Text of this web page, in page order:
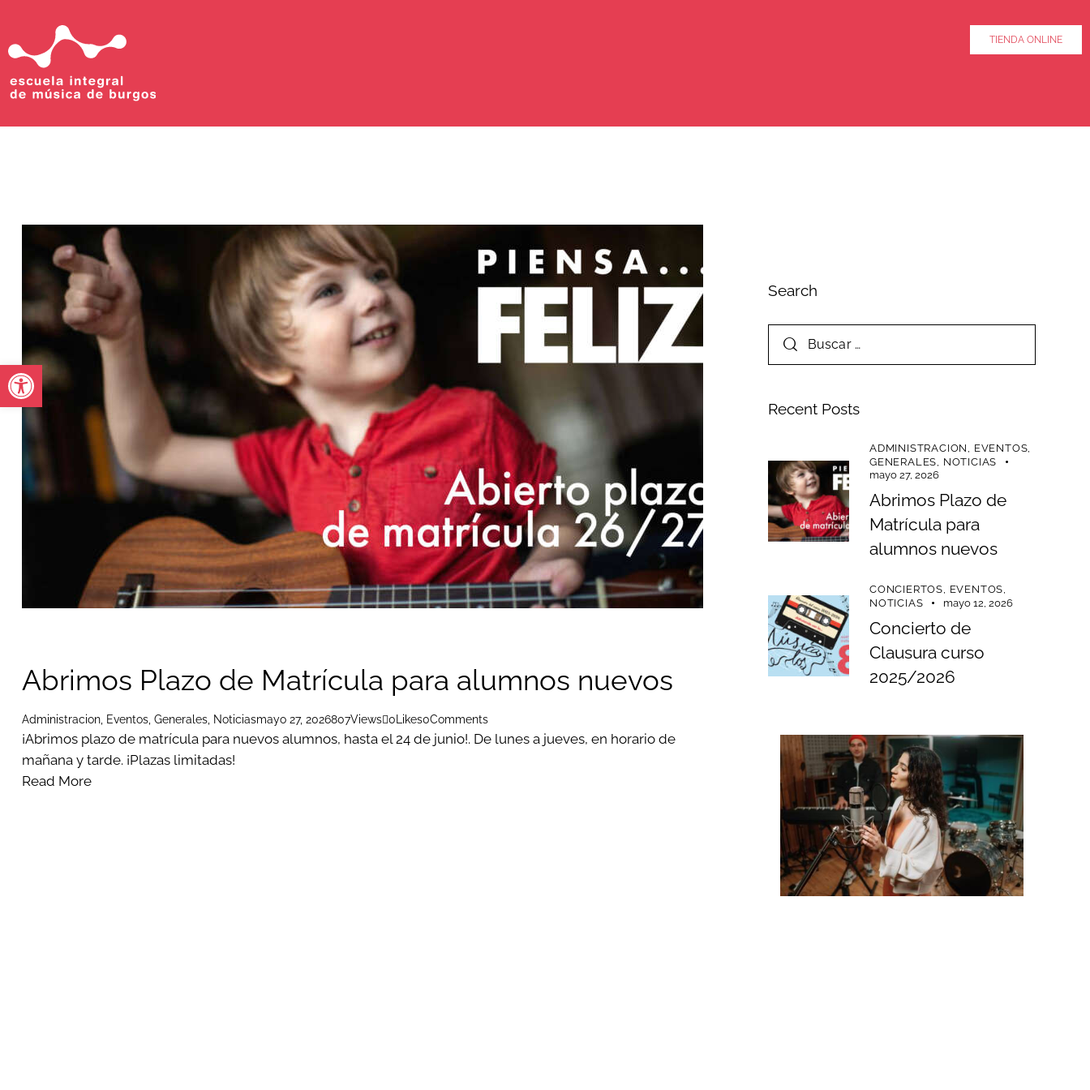
TIENDA ONLINE
Abrimos Plazo de Matrícula para alumnos nuevos
Administracion, Eventos, Generales, Noticiasmayo 27, 2026807Views 0Likes0Comments
¡Abrimos plazo de matrícula para nuevos alumnos, hasta el 24 de junio!. De lunes a jueves, en horario de
mañana y tarde. ¡Plazas limitadas!
Read More
Search
Recent Posts
ADMINISTRACION, EVENTOS,
GENERALES, NOTICIAS
mayo 27, 2026
Abrimos Plazo de
Matrícula para
alumnos nuevos
CONCIERTOS, EVENTOS,
NOTICIAS
mayo 12, 2026
Concierto de
Clausura curso
2025/2026
Abrir barra de herramientas